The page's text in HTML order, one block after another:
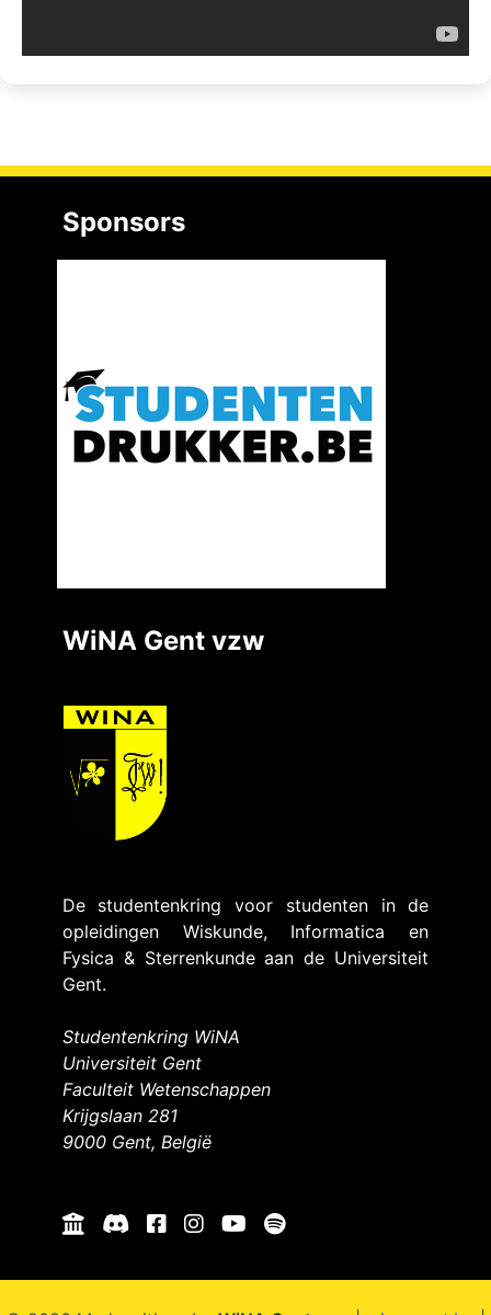
Sponsors
WiNA Gent vzw
De studentenkring voor studenten in de
opleidingen Wiskunde, Informatica en
Fysica & Sterrenkunde aan de Universiteit
Gent.
Studentenkring WiNA
Universiteit Gent
Faculteit Wetenschappen
Krijgslaan 281
9000 Gent, België